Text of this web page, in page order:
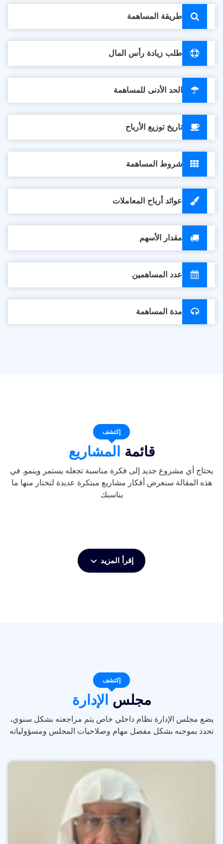
طريقة المساهمة
طلب زيادة رأس المال
الحد الأدنى للمساهمة
تاريخ توزيع الأرباح
شروط المساهمة
عوائد أرباح المعاملات
مقدار الأسهم
عدد المساهمين
مدة المساهمة
إكتشف
قائمةالمشاريع
يحتاج أي مشروع جديد إلى فكرة مناسبة تجعله يستمر وينمو. في
هذه المقالة سنعرض أفكار مشاريع مبتكرة عديدة لتختار منها ما
يناسبك
إقرأ المزيد
إكتشف
مجلس الإدارة
يضع مجلس الإدارة نظام داخلي خاص يتم مراجعته بشكل سنوي،
تحدد بموجبه بشكل مفصل مهام وصلاحيات المجلس ومسؤولياته